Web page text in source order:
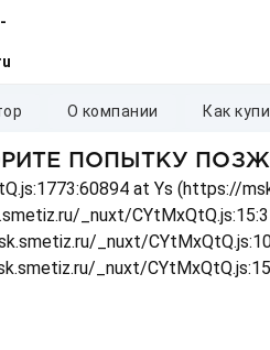
о компании как
ПОПЫТКУ
at Ys (https://
_nuxt/
_nuxt/
_nuxt/